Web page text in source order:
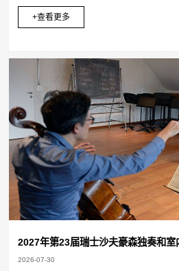
+查看更多
2027年第23届瑞士沙夫豪森独奏和室
2026-07-30